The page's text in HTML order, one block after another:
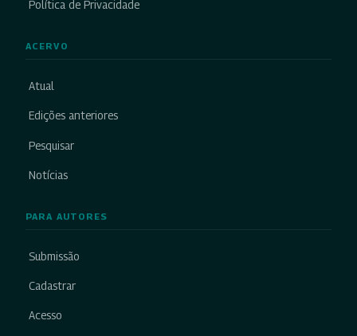
Política de Privacidade
ACERVO
Atual
Edições anteriores
Pesquisar
Notícias
PARA AUTORES
Submissão
Cadastrar
Acesso